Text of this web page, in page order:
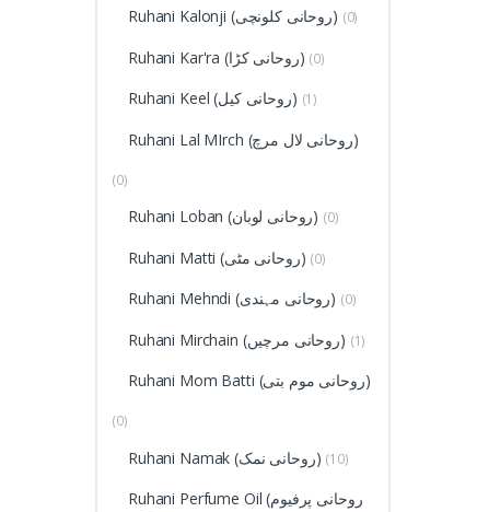
Ruhani Kalonji (روحانی کلونچی) (0)
Ruhani Kar'ra (روحانی کڑا) (0)
Ruhani Keel (روحانی کیل) (1)
Ruhani Lal MIrch (روحانی لال مرچ)
(0)
Ruhani Loban (روحانی لوبان) (0)
Ruhani Matti (روحانی مٹی) (0)
Ruhani Mehndi (روحانی مہندی) (0)
Ruhani Mirchain (روحانی مرچیں) (1)
Ruhani Mom Batti (روحانی موم بتی)
(0)
Ruhani Namak (روحانی نمک) (10)
Ruhani Perfume Oil (روحانی پرفیوم